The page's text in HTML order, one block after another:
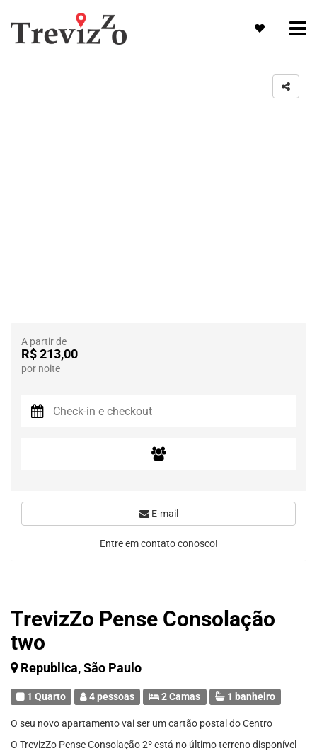
TrevizZo Pense Consolação
two
Republica, São Paulo
1 Quarto 4 pessoas 2 Camas 1 banheiro
O seu novo apartamento vai ser um cartão postal do Centro
O TrevizZo Pense Consolação 2º está no último terreno disponível
A partir de
R$ 213,00
por noite
E-mail
Entre em contato conosco!